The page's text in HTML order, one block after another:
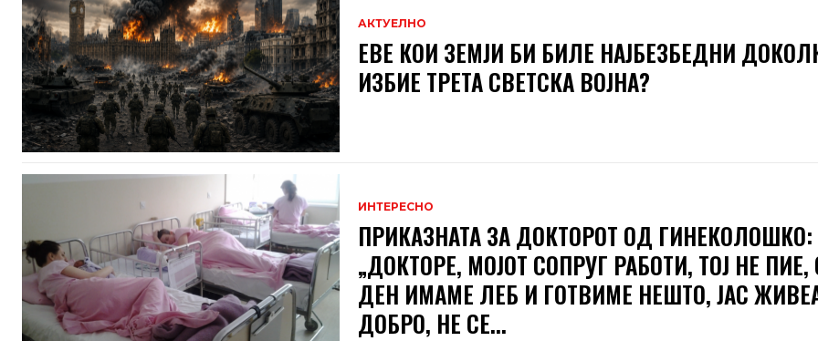
АКТУЕЛНО
ЕВЕ КОИ ЗЕМЈИ БИ БИЛЕ НАЈБЕЗБЕДНИ
ИЗБИЕ ТРЕТА СВЕТСКА ВОЈНА?
ИНТЕРЕСНО
ПРИКАЗНАТА ЗА ДОКТОРОТ ОД ГИНЕКОЛОШКО:
„ДОКТОРЕ, МОЈОТ СОПРУГ РАБОТИ, ТОЈ НЕ ПИЕ,
ДЕН ИМАМЕ ЛЕБ И ГОТВИМЕ НЕШТО, ЈАС
ДОБРО, НЕ СЕ...